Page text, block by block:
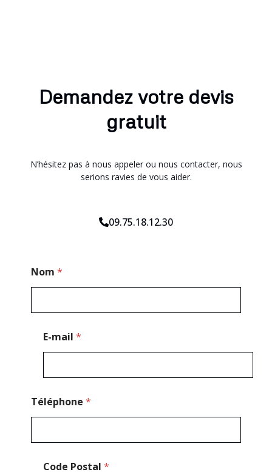
Demandez votre devis
gratuit
N’hésitez pas à nous appeler ou nous contacter, nous
serions ravies de vous aider.
09.75.18.12.30
Nom *
E-mail *
Téléphone *
Code Postal *